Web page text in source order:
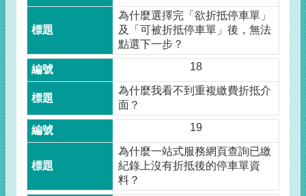
為什麼選擇完「欲折抵停車單」
及「可被折抵停車單」後，無法
點選下一步？
18
為什麼我看不到重複繳費折抵介
面？
19
為什麼一站式服務網頁查詢已繳
紀錄上沒有折抵後的停車單資
料？